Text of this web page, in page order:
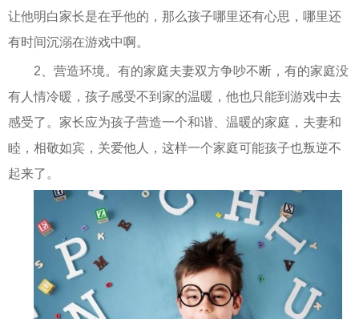
让他明白家长是在乎他的，那么孩子哪里还有心思，哪里还
有时间沉溺在游戏中啊。
2、营造环境。有的家庭夫妻双方争吵不断，有的家庭没
有人情冷暖，孩子感受不到家的温暖，他也只能到游戏中去
感受了。家长应为孩子营造一个和谐、温暖的家庭，夫妻和
睦，相敬如宾，关爱他人，这样一个家庭可能孩子也叛逆不
起来了。